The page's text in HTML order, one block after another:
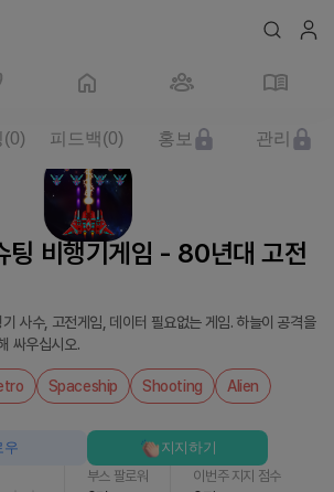
팅 비행기게임 - 80년대 고전
사수, 고전게임, 데이터 필요없는 게임. 하늘이 공격을
싸우십시오.
Spaceship Shooting Alien
부스 팔로워 이번주 지지 점수
우 지지하기
(0) 피드백 (0) 홍보 관리